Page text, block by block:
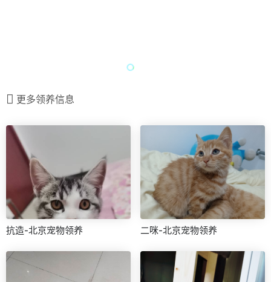
更多领养信息
抗造-北京宠物领养 二咪-北京宠物领养